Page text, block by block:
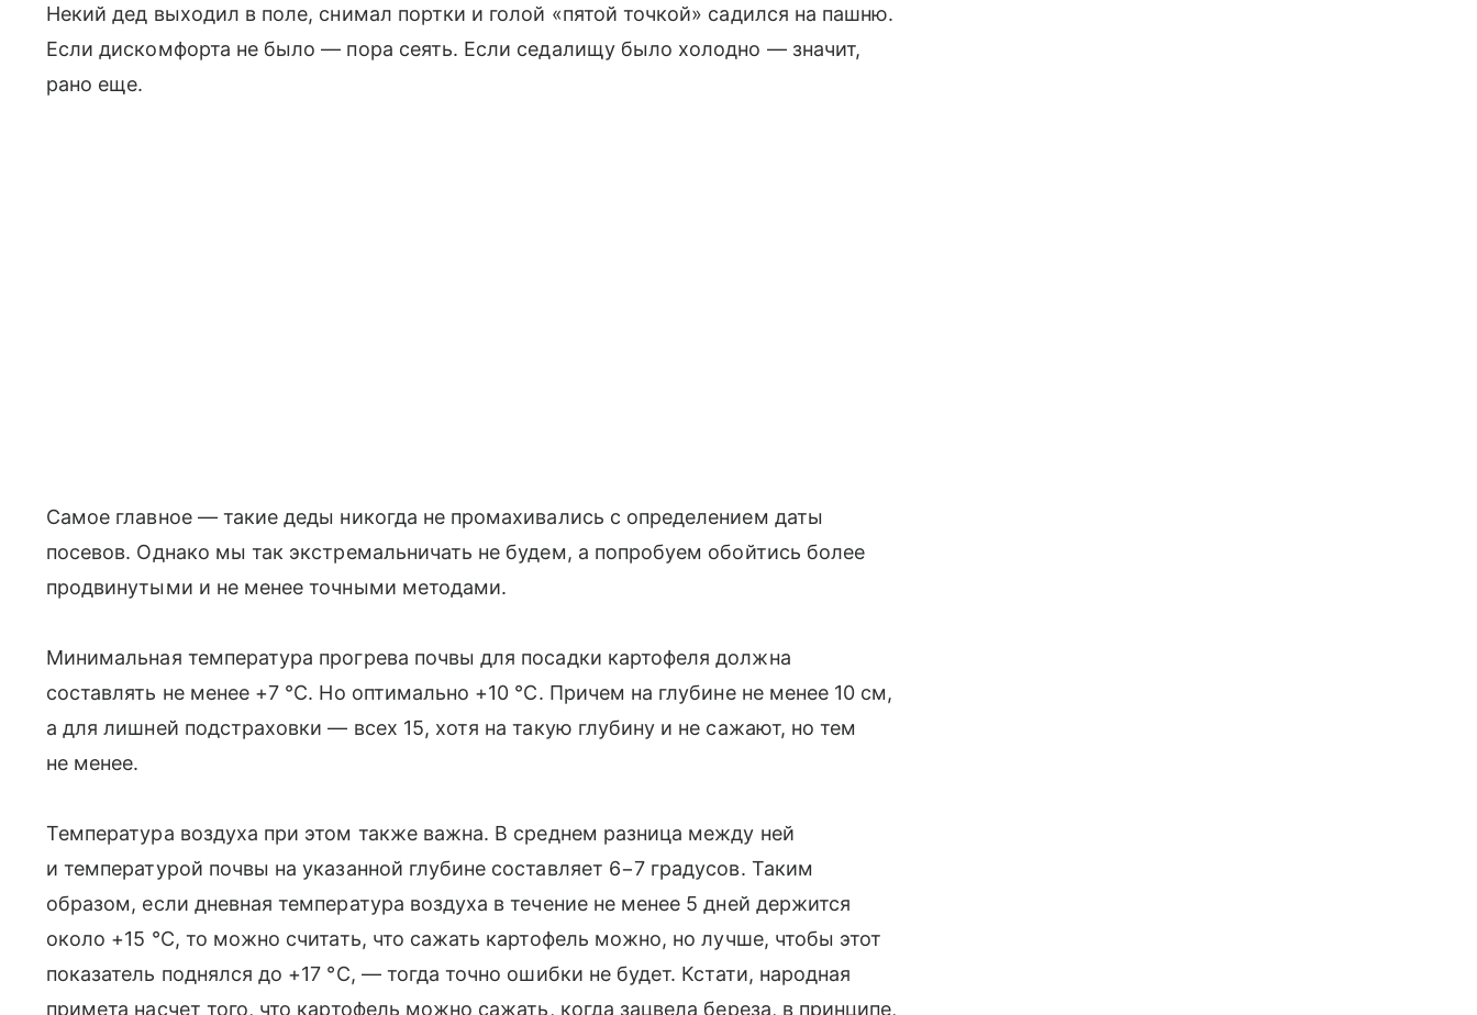
Некий дед выходил в поле, снимал портки и голой «пятой точкой» садился на пашню.
Если дискомфорта не было — пора сеять. Если седалищу было холодно — значит,
рано еще.
Самое главное — такие деды никогда не промахивались с определением даты
посевов. Однако мы так экстремальничать не будем, а попробуем обойтись более
продвинутыми и не менее точными методами.
Минимальная температура прогрева почвы для посадки картофеля должна
составлять не менее +7 °С. Но оптимально +10 °С. Причем на глубине не менее 10 см,
а для лишней подстраховки — всех 15, хотя на такую глубину и не сажают, но тем
не менее.
Температура воздуха при этом также важна. В среднем разница между ней
и температурой почвы на указанной глубине составляет 6−7 градусов. Таким
образом, если дневная температура воздуха в течение не менее 5 дней держится
около +15 °С, то можно считать, что сажать картофель можно, но лучше, чтобы этот
показатель поднялся до +17 °С, — тогда точно ошибки не будет. Кстати, народная
примета насчет того, что картофель можно сажать, когда зацвела береза, в принципе,